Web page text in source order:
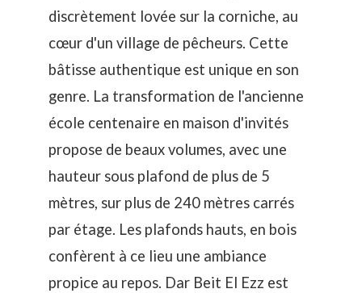
discrètement lovée sur la corniche, au
cœur d'un village de pêcheurs. Cette
bâtisse authentique est unique en son
genre. La transformation de l'ancienne
école centenaire en maison d'invités
propose de beaux volumes, avec une
hauteur sous plafond de plus de 5
mètres, sur plus de 240 mètres carrés
par étage. Les plafonds hauts, en bois
confèrent à ce lieu une ambiance
propice au repos. Dar Beit El Ezz est